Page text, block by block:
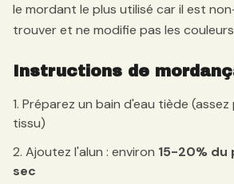
le mordant le plus utilisé car il est
trouver et ne modifie pas les
Instructions de
Préparez un bain d'eau tiède (assez
tissu)
Ajoutez l'alun : environ 15-20% du
sec